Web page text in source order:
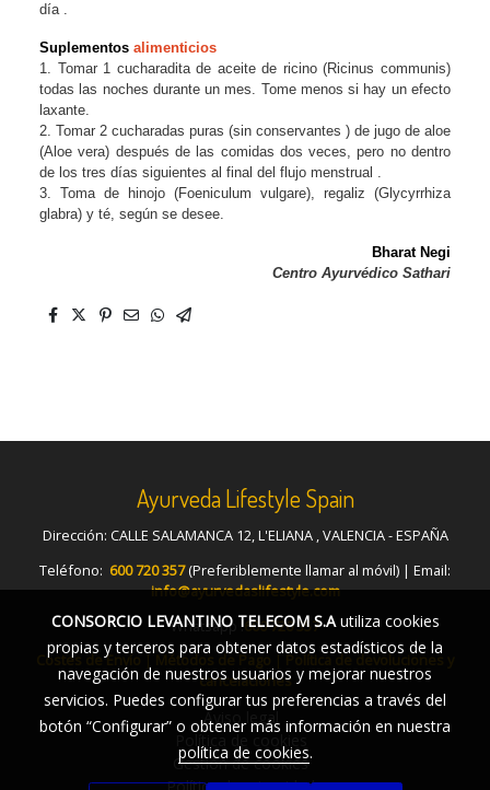
día .
Suplementos alimenticios
1. Tomar 1 cucharadita de aceite de ricino (Ricinus communis)
todas las noches durante un mes. Tome menos si hay un efecto
laxante.
2. Tomar 2 cucharadas puras (sin conservantes ) de jugo de aloe
(Aloe vera) después de las comidas dos veces, pero no dentro
de los tres días siguientes al final del flujo menstrual .
3. Toma de hinojo (Foeniculum vulgare), regaliz (Glycyrrhiza
glabra) y té, según se desee.
Bharat Negi
Centro Ayurvédico Sathari
Ayurveda Lifestyle Spain
Dirección: CALLE SALAMANCA 12, L'ELIANA , VALENCIA - ESPAÑA
Teléfono: 600 720 357 (Preferiblemente llamar al móvil) | Email:
info@ayurvedaslifestyle.com
Whatsapp : 600 720 357
Costes de Envío
Métodos de Pago
cancelaciones
Aviso legal
Gestión de cookies
CONSORCIO LEVANTINO TELECOM S.Autiliza cookies
propias y terceros para obtener datos estadísticos de la
navegación de nuestros usuarios y mejorar nuestros
servicios. Puedes configurar tus preferencias a través del
botón “Configurar” o obtener más información en nuestra
política de cookies.